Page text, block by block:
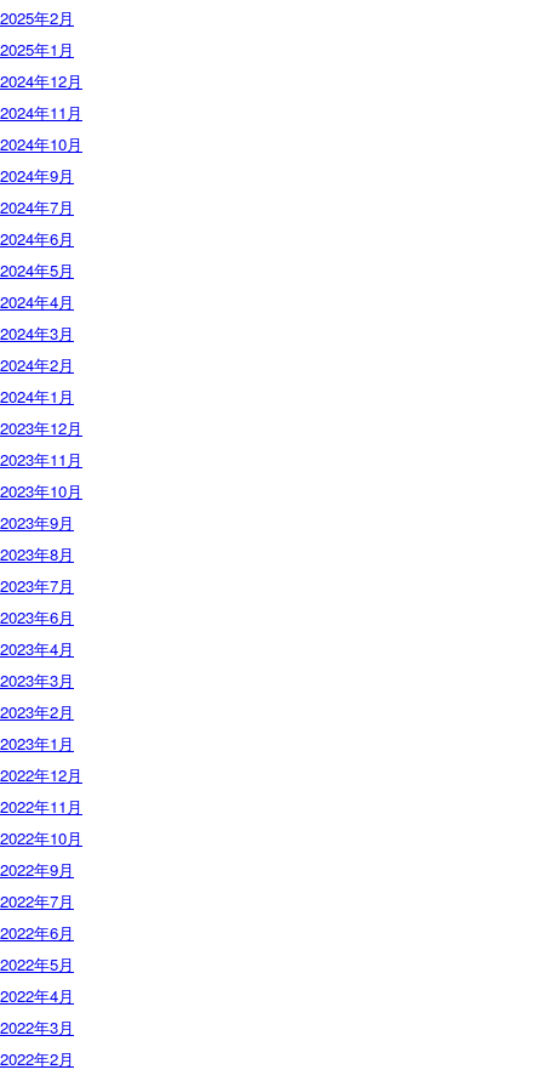
2025年2月
2025年1月
2024年12月
2024年11月
2024年10月
2024年9月
2024年7月
2024年6月
2024年5月
2024年4月
2024年3月
2024年2月
2024年1月
2023年12月
2023年11月
2023年10月
2023年9月
2023年8月
2023年7月
2023年6月
2023年4月
2023年3月
2023年2月
2023年1月
2022年12月
2022年11月
2022年10月
2022年9月
2022年7月
2022年6月
2022年5月
2022年4月
2022年3月
2022年2月